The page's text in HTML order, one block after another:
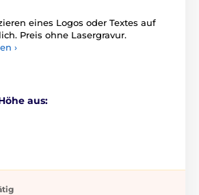
eines Logos oder Textes auf
Preis ohne Lasergravur.
›
aus: